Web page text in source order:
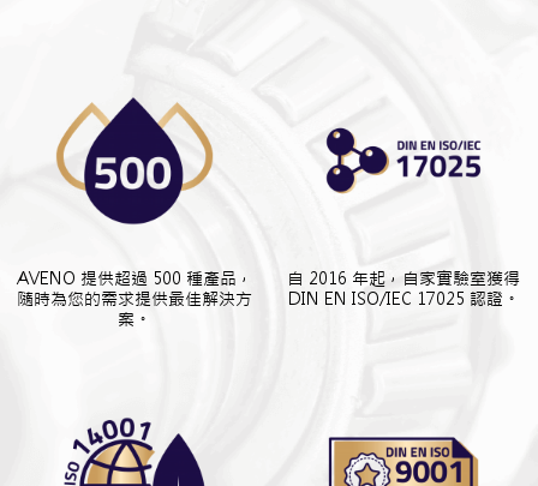
AVENO 提供超過 500 種產品，
隨時為您的需求提供最佳解決方
案。
自 2016 年起，自家實驗室獲得
DIN EN ISO/IEC 17025 認證。